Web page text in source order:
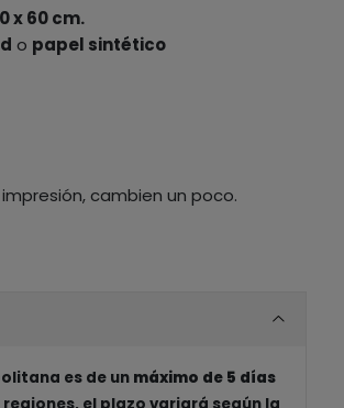
x 60 cm.
o papel sintético
cambien un poco.
es de un máximo de 5 días